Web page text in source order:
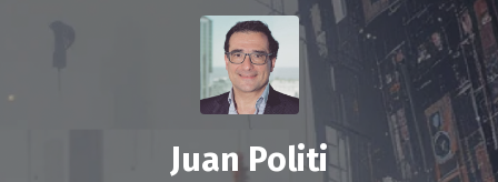
Juan Politi